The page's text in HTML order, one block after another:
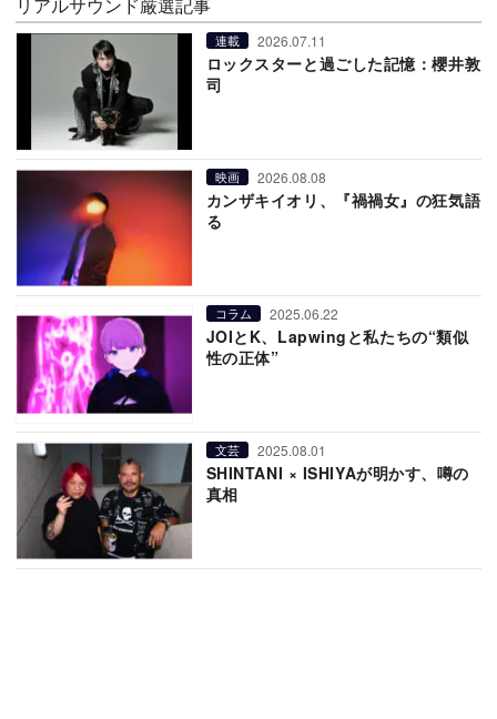
リアルサウンド厳選記事
連載 2026.07.11
ロックスターと過ごした記憶：櫻井敦
司
映画 2026.08.08
カンザキイオリ、『禍禍女』の狂気語
る
コラム 2025.06.22
JOIとK、Lapwingと私たちの“類似
性の正体”
文芸 2025.08.01
SHINTANI × ISHIYAが明かす、噂の
真相